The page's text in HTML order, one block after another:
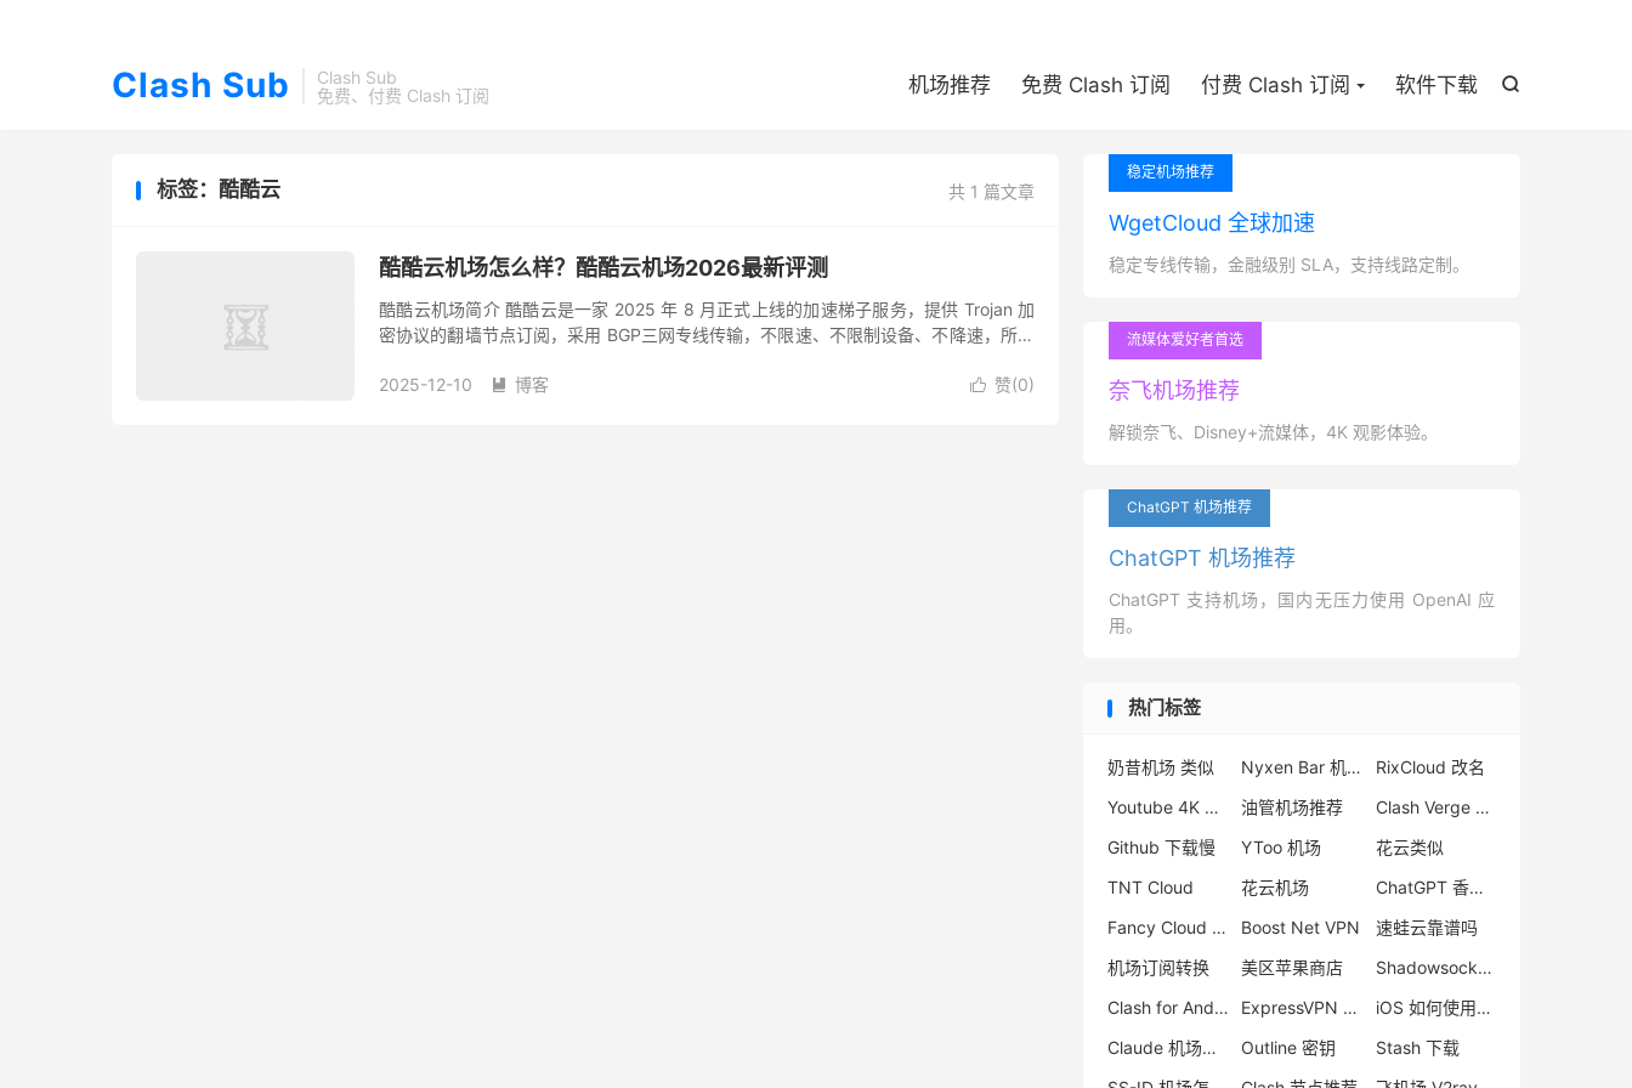
Clash Sub
Clash Sub
免费、付费 Clash 订阅

机场推荐 免费 Clash 订阅 付费 Clash 订阅 软件下载
共 1 篇文章
标签：酷酷云
酷酷云机场怎么样？酷酷云机场2026最新评测
酷酷云机场简介 酷酷云是一家 2025 年 8 月正式上线的加速梯子服务，提供 Trojan 加
密协议的翻墙节点订阅，采用 BGP三网专线传输，不限速、不限制设备、不降速，所有
 赞(0)
2025-12-10  博客
稳定机场推荐
WgetCloud 全球加速
稳定专线传输，金融级别 SLA，支持线路定制。
流媒体爱好者首选
奈飞机场推荐
解锁奈飞、Disney+流媒体，4K 观影体验。
ChatGPT 机场推荐
ChatGPT 机场推荐
ChatGPT 支持机场，国内无压力使用 OpenAI 应
用。
热门标签
奶昔机场 类似 Nyxen Bar 机场评测
RixCloud 改名
Youtube 4K 机场
油管机场推荐
Clash Verge Rev 订阅
Github 下载慢
YToo 机场
花云类似
TNT Cloud
花云机场
ChatGPT 香港节点
Fancy Cloud 机场评测
Boost Net VPN
速蛙云靠谱吗
机场订阅转换
美区苹果商店
Shadowsocks 付费节点
Clash for Android
ExpressVPN 不能用
iOS 如何使用小火箭 Shadowrocket
Claude 机场推荐
Outline 密钥
Stash 下载